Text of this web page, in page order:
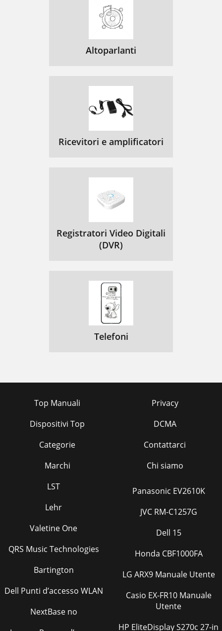
Altoparlanti
Ricevitori e amplificatori
Registratori Video Digitali
(DVR)
Telefoni
Top Manuali
Dispositivi Top
Categorie
Marchi
Privacy
DCMA
Contattarci
Chi siamo
LST
Lehr
Valetine One
QRS Music Technologies
Bartington
Dell Punti d’accesso WLAN
NextBase no
Panasonic EV2610K
JVC RM-C1257G
Dell 15
Honda CBF1000FA
LG ARX9 Manuale Utente
Casio EX-FR10 Manuale
Utente
HP EliteDisplay S270c 27-in